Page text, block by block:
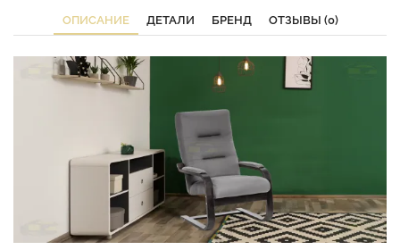
ОПИСАНИЕ ДЕТАЛИ БРЕНД ОТЗЫВЫ (0)